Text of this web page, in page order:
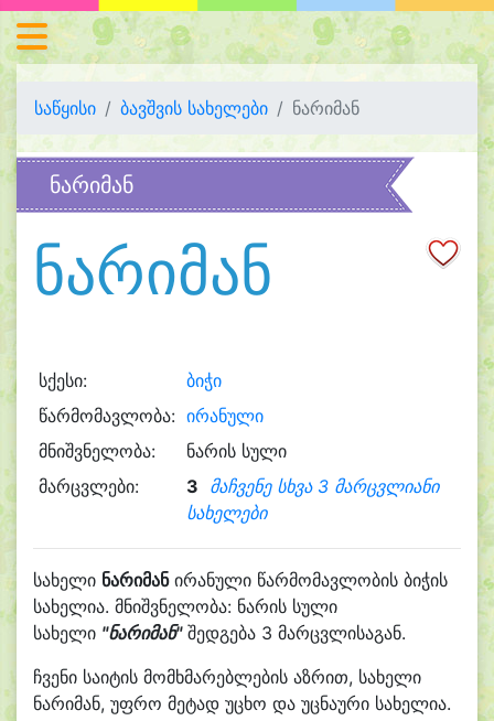
საწყისი ბავშვის სახელები ნარიმან
ნარიმან
ნარიმან
სქესი:
ბიჭი
წარმომავლობა: ირანული
მნიშვნელობა:
ნარის სული
მარცვლები:
3 მაჩვენე სხვა 3 მარცვლიანი
სახელები
სახელი ნარიმანირანული წარმომავლობის ბიჭის
სახელია. მნიშვნელობა: ნარის სული
სახელი "ნარიმან"შედგება 3 მარცვლისაგან.
ჩვენი საიტის მომხმარებლების აზრით, სახელი
ნარიმან, უფრო მეტად უცხო და უცნაური სახელია.